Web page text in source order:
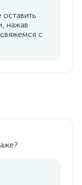
нажав
с